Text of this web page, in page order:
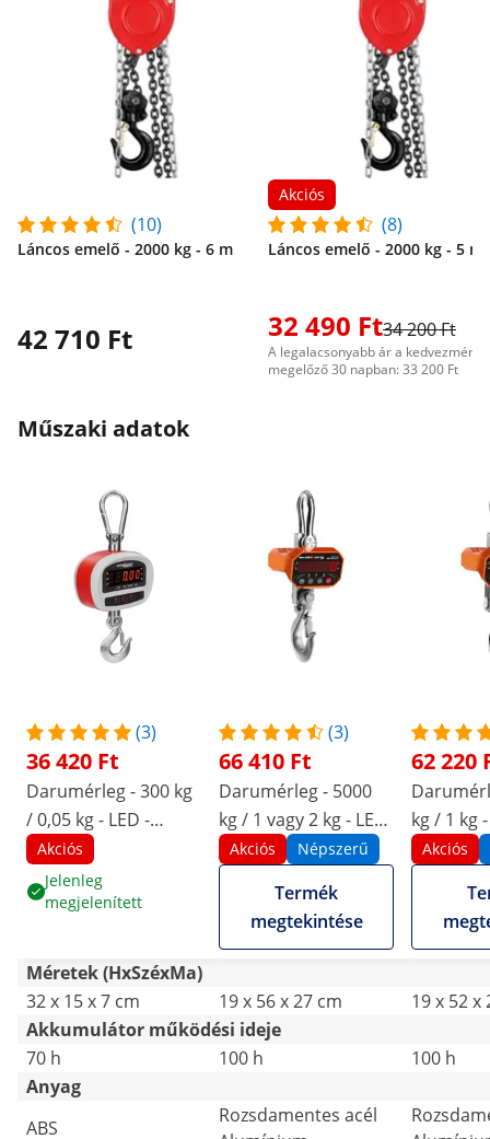
(10)
Láncos emelő - 2000 kg - 6 m
42 710 Ft
Akciós
(8)
Láncos emelő - 2000 kg - 5 m
32 490 Ft34 200 Ft
A legalacsonyabb ár a kedvezményt
megelőző 30 napban: 33 200 Ft
Műszaki adatok
(3)
36 420 Ft
Darumérleg - 300 kg
/ 0,05 kg - LED -
távirányító
Akciós
Jelenleg
megjelenített
(3)
66 410 Ft
Darumérleg - 5000
kg / 1 vagy 2 kg - LED
- digitális -
távirányító: 10 m
Akciós Népszerű
Termék
megtekintése
62 220
kg / 1 kg
digitális
20 m
Akciós
Méretek (HxSzéxMa)
32 x 15 x 7 cm
19 x 56 x 27 cm
19 x 52 x
Akkumulátor működési ideje
70 h
100 h
100 h
Anyag
ABS
Rozsdamentes acél